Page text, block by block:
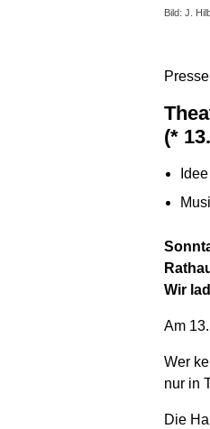
Bild: J.
(*
Wir
Am
Wer
nur in
Die